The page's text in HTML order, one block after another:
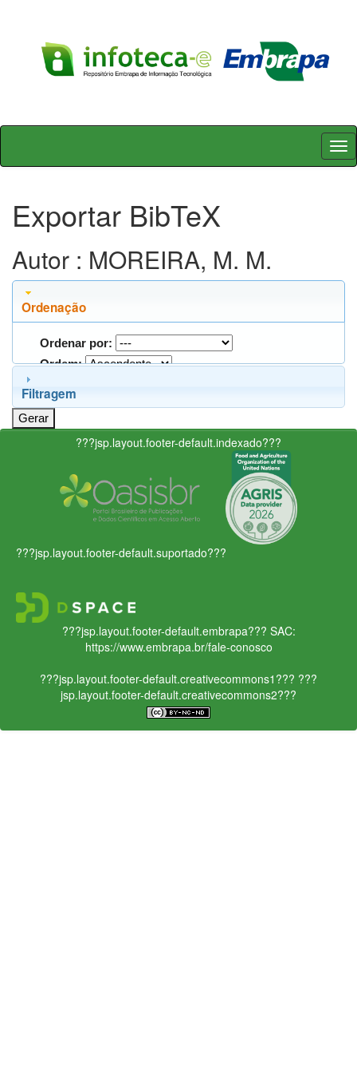
Skip
Exportar BibTeX
Autor : MOREIRA, M. M.
Ordenação
Ordenar por:
Ordem:
Filtragem
???jsp.layout.footer-default.indexado???
???jsp.layout.footer-default.suportado???
???jsp.layout.footer-default.embrapa??? SAC:
https://www.embrapa.br/fale-conosco
???jsp.layout.footer-default.creativecommons1??? ???
jsp.layout.footer-default.creativecommons2???